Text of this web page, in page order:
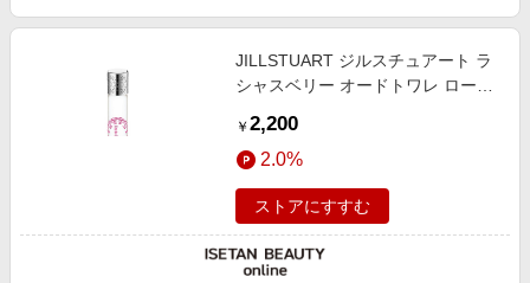
JILLSTUART ジルスチュアート ラ
シャスベリー オードトワレ ローラ
￥ 2,200
2.0%
ストアにすすむ